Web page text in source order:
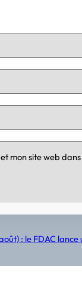
mon site web
: le FDAC